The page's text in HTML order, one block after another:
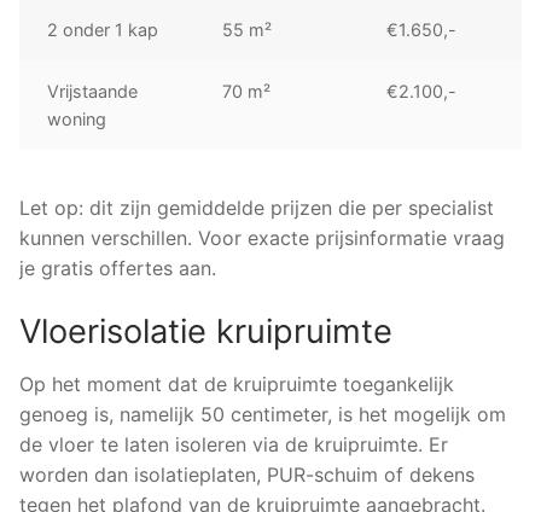
2 onder 1 kap 55 m² €1.650,-
Vrijstaande
woning
70 m² €2.100,-
Let op: dit zijn gemiddelde prijzen die per specialist
kunnen verschillen. Voor exacte prijsinformatie vraag
je gratis offertes aan.
Vloerisolatie kruipruimte
Op het moment dat de kruipruimte toegankelijk
genoeg is, namelijk 50 centimeter, is het mogelijk om
de vloer te laten isoleren via de kruipruimte. Er
worden dan isolatieplaten, PUR-schuim of dekens
tegen het plafond van de kruipruimte aangebracht.